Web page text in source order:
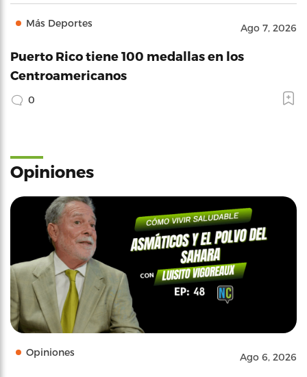
Más Deportes Ago 7, 2026
Puerto Rico tiene 100 medallas en los
Centroamericanos
0
Opiniones
Opiniones Ago 6, 2026